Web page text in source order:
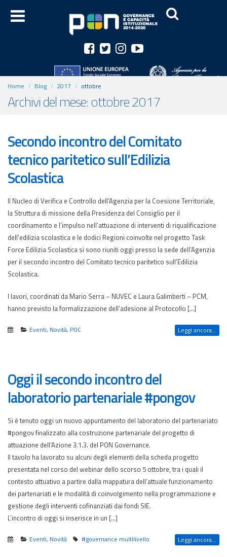
Home Blog 2017 ottobre
Archivi del mese: ottobre 2017
Secondo incontro del Comitato
tecnico paritetico sull’Edilizia
Scolastica
Il Nucleo di Verifica e Controllo dell’Agenzia per la Coesione Territoriale,
la Struttura di missione della Presidenza del Consiglio per il
coordinamento e l’impulso nell’attuazione di interventi di riqualificazione
dell’edilizia scolastica e le dodici Regioni coinvolte nel progetto Task
Force Edilizia Scolastica si sono riuniti oggi presso la sede dell’Agenzia
per il secondo incontro del Comitato tecnico paritetico sull’Edilizia
Scolastica.
I lavori, coordinati da Mario Serra – NUVEC e Laura Galimberti – PCM,
hanno previsto la formalizzazione dell’adesione al Protocollo […]
Eventi, Novità, POC Leggi ancora...
Oggi il secondo incontro del
laboratorio partenariale #pongov
Si è tenuto oggi un nuovo appuntamento del laboratorio del partenariato
#pongov finalizzato alla costruzione partenariale del progetto di
attuazione dell’Azione 3.1.3. del PON Governance.
Il tavolo ha lavorato su alcuni degli elementi della scheda progetto
presentata nel corso del webinar dello scorso 5 ottobre, tra i quali il
contesto attuativo a partire dalla mappatura dell’attuale funzionamento
dei partenariati e le modalità di coinvolgimento nella programmazione e
gestione degli interventi cofinanziati dai fondi SIE.
L’incontro di oggi si inserisce in un […]
Eventi, Novità #governance multilivello Leggi ancora...